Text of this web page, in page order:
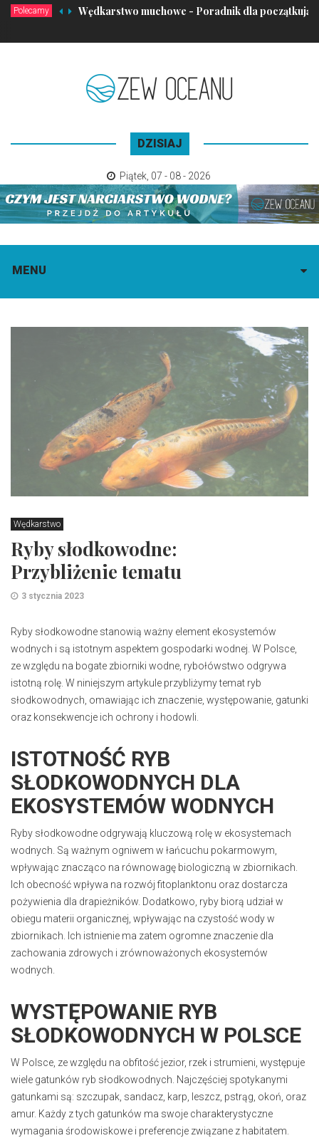
Polecamy Wędkarstwo muchowe - Poradnik dla
DZISIAJ
Piątek 07 - 08 - 2026
MENU
Wędkarstwo
Ryby słodkowodne:
Przybliżenie tematu
3 stycznia 2023
Ryby słodkowodne stanowią ważny element ekosystemów
wodnych i są istotnym aspektem gospodarki wodnej. W Polsce,
ze względu na bogate zbiorniki wodne, rybołówstwo odgrywa
istotną rolę. W niniejszym artykule przybliżymy temat ryb
słodkowodnych, omawiając ich znaczenie, występowanie, gatunki
oraz konsekwencje ich ochrony i hodowli.
ISTOTNOŚĆ RYB
SŁODKOWODNYCH DLA
EKOSYSTEMÓW WODNYCH
Ryby słodkowodne odgrywają kluczową rolę w ekosystemach
wodnych. Są ważnym ogniwem w łańcuchu pokarmowym,
wpływając znacząco na równowagę biologiczną w zbiornikach.
Ich obecność wpływa na rozwój fitoplanktonu oraz dostarcza
pożywienia dla drapieżników. Dodatkowo, ryby biorą udział w
obiegu materii organicznej, wpływając na czystość wody w
zbiornikach. Ich istnienie ma zatem ogromne znaczenie dla
zachowania zdrowych i zrównoważonych ekosystemów
wodnych.
WYSTĘPOWANIE RYB
SŁODKOWODNYCH W POLSCE
W Polsce, ze względu na obfitość jezior, rzek i strumieni, występuje
wiele gatunków ryb słodkowodnych. Najczęściej spotykanymi
gatunkami są: szczupak, sandacz, karp, leszcz, pstrąg, okoń, oraz
amur. Każdy z tych gatunków ma swoje charakterystyczne
wymagania środowiskowe i preferencje związane z habitatem.